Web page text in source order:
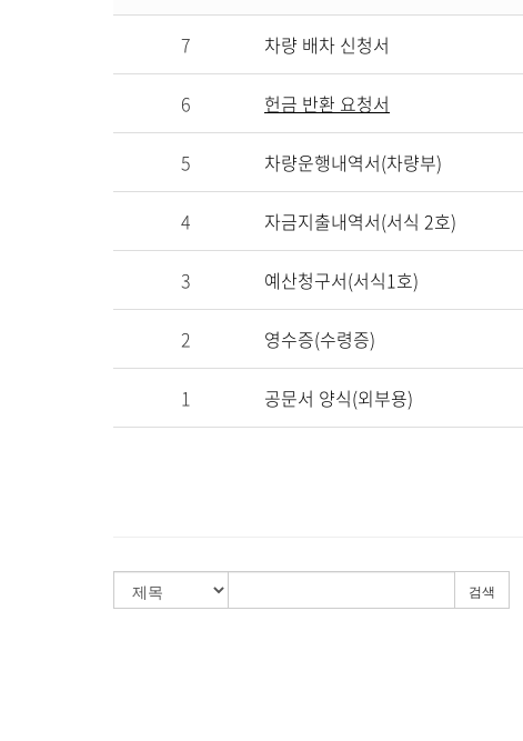
7 차량 배차 신청서
6 헌금 반환 요청서
5 차량운행내역서(차량부)
4 자금지출내역서(서식 2호)
3 예산청구서(서식1호)
2 영수증(수령증)
1 공문서 양식(외부용)
검색